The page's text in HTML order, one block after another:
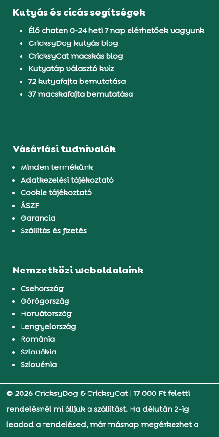
Kutyás és cicás segítségek
Élő chaten 0-24 heti 7 nap elérhetőek vagyunk
CricksyDog kutyás blog
CricksyCat macskás blog
Kutyatáp választó kvíz
72 kutyafajta bemutatása
37 macskafajta bemutatása
Vásárlási tudnivalók
Minden termékünk
Adatkezelési tájékoztató
Cookie tájékoztató
ÁSZF
Garancia
Szállítás és fizetés
Nemzetközi weboldalaink
Csehország
Görögország
Horvátország
Lengyelország
Románia
Szlovákia
Szlovénia
© 2026 CricksyDog & CricksyCat|17 000 Ft feletti
rendelésnél mi álljuk a szállítást. Ha délután 2-ig
leadod a rendelésed, már másnap megérkezhet a